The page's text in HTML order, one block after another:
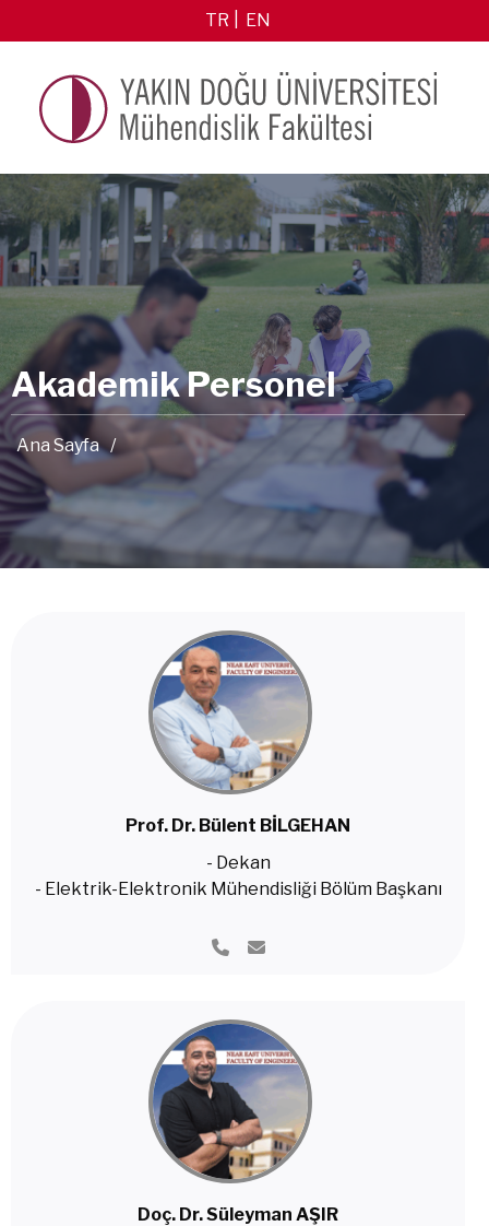
TR EN
Akademik Personel
Ana Sayfa /
Prof. Dr. Bülent BİLGEHAN
- Dekan
- Elektrik-Elektronik Mühendisliği Bölüm Başkanı
Doç. Dr. Süleyman AŞIR